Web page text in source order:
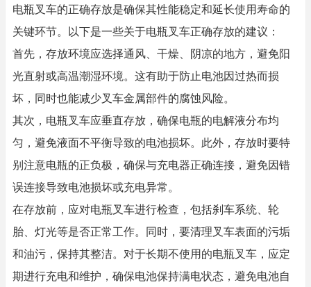
电瓶叉车的正确存放是确保其性能稳定和延长使用寿命的
关键环节。以下是一些关于电瓶叉车正确存放的建议：
首先，存放环境应选择通风、干燥、阴凉的地方，避免阳
光直射或高温潮湿环境。这有助于防止电池因过热而损
坏，同时也能减少叉车金属部件的腐蚀风险。
其次，电瓶叉车应垂直存放，确保电瓶的电解液分布均
匀，避免液面不平衡导致的电池损坏。此外，存放时要特
别注意电瓶的正负极，确保与充电器正确连接，避免因错
误连接导致电池损坏或充电异常。
在存放前，应对电瓶叉车进行检查，包括刹车系统、轮
胎、灯光等是否正常工作。同时，要清理叉车表面的污垢
和油污，保持其整洁。对于长期不使用的电瓶叉车，应定
期进行充电和维护，确保电池保持满电状态，避免电池自